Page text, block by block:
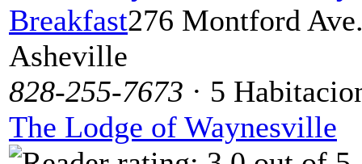
Breakfast276 Montford
Asheville
828-255-7673 · 5
The Lodge of Waynesville